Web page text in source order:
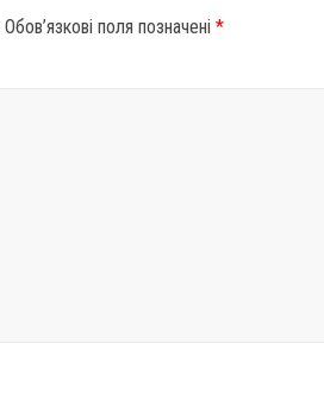
Обов’язкові поля позначені *